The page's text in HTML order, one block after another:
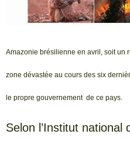
Amazonie brésilienne en avril, soit un
zone dévastée au cours des six
le propre gouvernement de ce pays.
Selon l’Institut